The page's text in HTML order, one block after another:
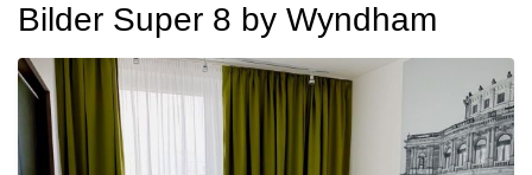
Bilder Super 8 by Wyndham